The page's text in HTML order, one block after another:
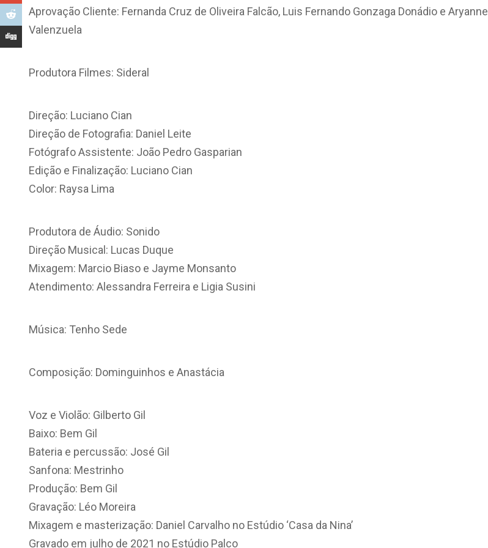
Aprovação Cliente: Fernanda Cruz de Oliveira Falcão, Luis Fernando Gonzaga Donádio e Aryanne
Valenzuela
Produtora Filmes: Sideral
Direção: Luciano Cian
Direção de Fotografia: Daniel Leite
Fotógrafo Assistente: João Pedro Gasparian
Edição e Finalização: Luciano Cian
Color: Raysa Lima
Produtora de Áudio: Sonido
Direção Musical: Lucas Duque
Mixagem: Marcio Biaso e Jayme Monsanto
Atendimento: Alessandra Ferreira e Ligia Susini
Música: Tenho Sede
Composição: Dominguinhos e Anastácia
Voz e Violão: Gilberto Gil
Baixo: Bem Gil
Bateria e percussão: José Gil
Sanfona: Mestrinho
Produção: Bem Gil
Gravação: Léo Moreira
Mixagem e masterização: Daniel Carvalho no Estúdio ‘Casa da Nina’
Gravado em julho de 2021 no Estúdio Palco